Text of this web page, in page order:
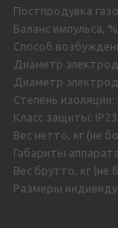
Постпродувка
Баланс импульса,
Способ
Диаметр
Диаметр
Степень изоляции:
Класс защиты: IP23
Вес нетто, кг (не
Габариты
Вес брутто, кг (не
Размеры